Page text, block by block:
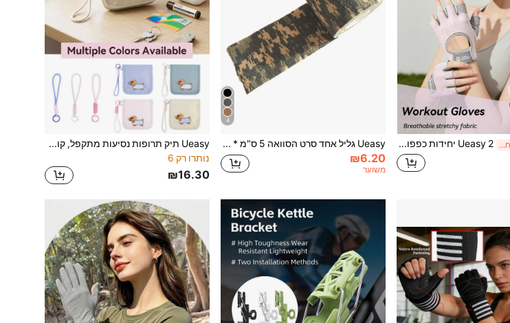
3 ימים אחרונים Ueasy 2 יחידות כפפות כושר חצי אצבע, כפפות רכיבה חצי אצבע, עם אחיזת סיליקון נגד החלקה וכרית כף יד עבה בולמת זעזועים, כפפות ספורט קלות ונושמות, מתאימות למכון כושר, הרמת משקולות, טיפוס, יוניסקס
4
Ueasy גליל אחד סרט הסוואה 5 ס"מ * 4.5 מטר, סרט הסוואה צבאי חיצוני, סרט הסוואה אלסטי לציד ושימוש טקטי, סרט הסוואה נמתח לציוד אריזה, מצלמות וכלים - עטיפת הסוואה רב-תכליתית מתרחבת המתאימה לכל המשתמשים
₪6.20
משוער
Ueasy תיק תרופות נסיעות מתקפל, קופסת אחסון ניידת לתרופות מרשם, עם עיצוב רוכסן עמיד וסידור תאים קומפקטי, מושלם לחופשות נסיעות ולנסיעות יומיומיות
נותרו רק 6
₪16.30